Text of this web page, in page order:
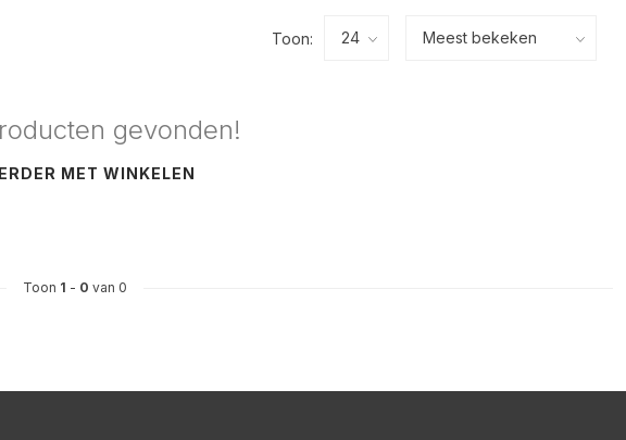
Toon:
gevonden!
MET WINKELEN
Toon 1 - 0 van 0